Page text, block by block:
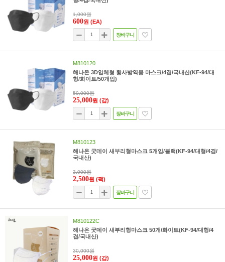
1,000원
600원 (EA)
장바구니
M810120
해나온 3D입체형 황사방역용 마스크/4겹/국내산(KF-94/대
형/화이트/50개입)
50,000원
25,000원 (갑)
장바구니
M810123
해나온 굿데이 새부리형마스크 5개입/블랙(KF-94/대형/4겹/
국내산)
3,000원
2,500원 (팩)
장바구니
M810122C
해나온 굿데이 새부리형마스크 50개/화이트(KF-94/대형/4
겹/국내산)
30,000원
25,000원 (갑)